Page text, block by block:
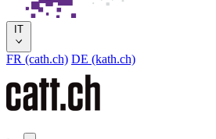
IT
FR (cath.ch) DE (kath.ch)